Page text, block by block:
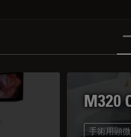
M320
手術用顕